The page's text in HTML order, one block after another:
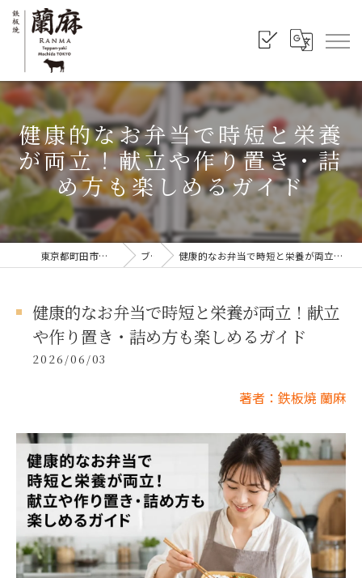
健康的なお弁当で時短と栄養
が両立！献立や作り置き・詰
め方も楽しめるガイド
東京都町田市の弁当なら鉄板焼 蘭麻 ブログ 健康的なお弁当で時短と栄養が両立！献立や作り置き・詰め方も楽しめるガイド
健康的なお弁当で時短と栄養が両立！献立
や作り置き・詰め方も楽しめるガイド
2026/06/03
著者：鉄板焼 蘭麻